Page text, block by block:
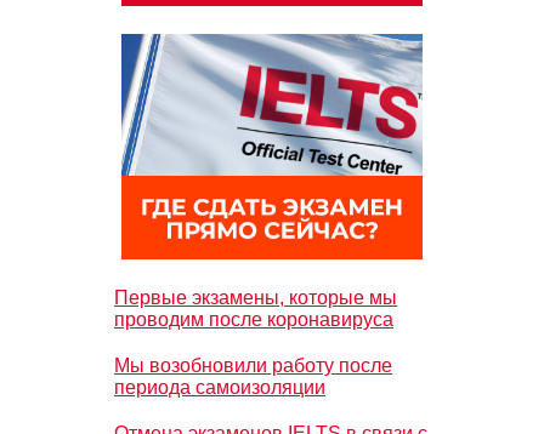
Первые экзамены, которые мы
проводим после коронавируса
Мы возобновили работу после
периода самоизоляции